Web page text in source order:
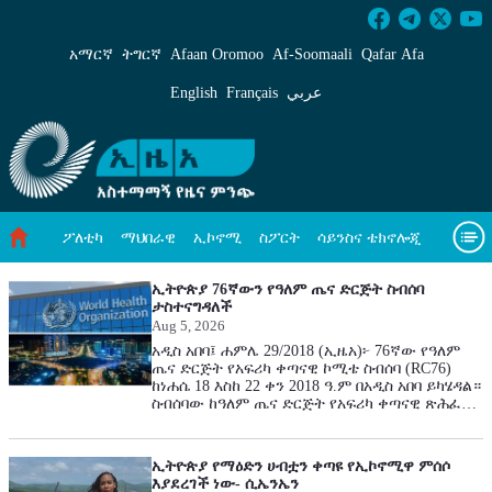
አማርኛ ትግርኛ Afaan Oromoo Af‑Soomaali Qafar Afa
English Français عربي
ፖለቲካ ማህበራዊ ኢኮኖሚ ስፖርት ሳይንስና ቴክኖሎጂ
አካባቢ ጥበቃ ዓለም አቀፍ ዜናዎች መጣጥፍ ቪዲዮዎች
መጽሔት
ኢትዮጵያ 76ኛውን የዓለም ጤና ድርጅት ስብሰባ
ታስተናግዳለች
Aug 5, 2026
አዲስ አበባ፤ ሐምሌ 29/2018 (ኢዜአ)፦ 76ኛው የዓለም
ጤና ድርጅት የአፍሪካ ቀጣናዊ ኮሚቴ ስብሰባ (RC76)
ከነሐሴ 18 እስከ 22 ቀን 2018 ዓ.ም በአዲስ አበባ ይካሄዳል።
ስብሰባው ከዓለም ጤና ድርጅት የአፍሪካ ቀጣናዊ ጽሕፈት
የአፍሪካ ቀጣና መረጃ መሠረት፣ ስብስባው የቀጣናውን
የጤና አጀንዳዎች ላይ መምከርና አህጉራዊ ትብብርን
ማጠናከርን ያለመ ነው። የ47ቱ የአፍሪካ ቀጣና አባል
ኢትዮጵያ የማዕድን ሀብቷን ቀጣዩ የኢኮኖሚዋ ምሰሶ
እያደረገች ነው- ሲኤንኤን